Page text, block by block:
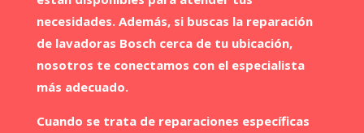
necesidades. Además, si buscas la reparación
de lavadoras Bosch cerca de tu ubicación,
nosotros te conectamos con el especialista
más adecuado.
Cuando se trata de reparaciones específicas